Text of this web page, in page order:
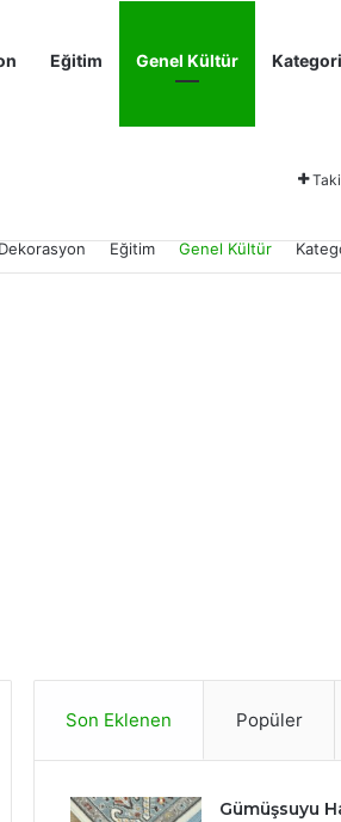
Eğitim Genel Kültür
Dekorasyon Eğitim Genel Kültür
Son Eklenen Popüler
Gümüşsuyu